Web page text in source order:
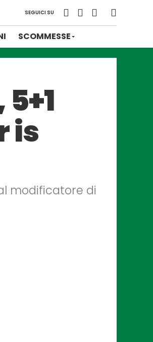
SEGUICI SU
SCOMMESSE
is
modificatore di